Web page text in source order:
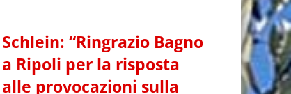
Schlein: “Ringrazio Bagno
a Ripoli per la risposta
alle provocazioni sulla